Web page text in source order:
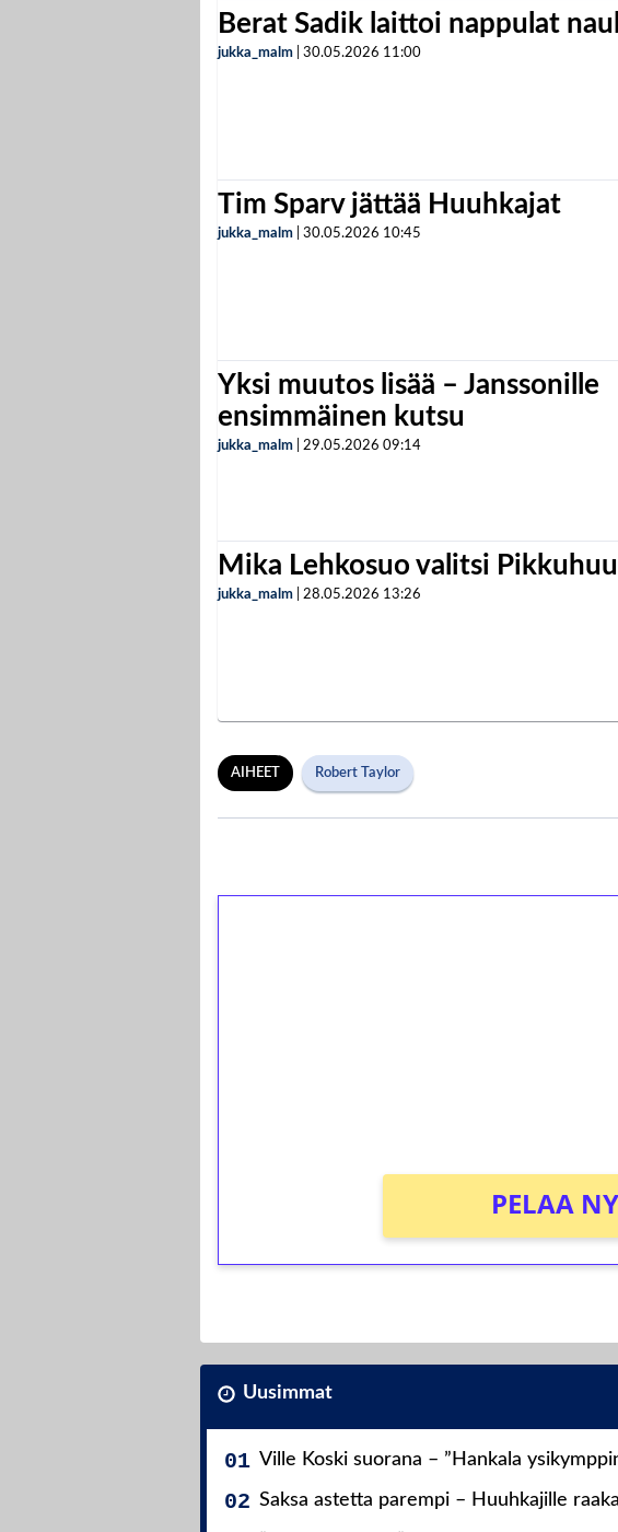
Berat Sadik laittoi nappulat
jukka_malm 30.05.2026 11:00
Tim Sparv jättää Huuhkajat
jukka_malm 30.05.2026 10:45
Yksi muutos lisää – Janssonille
ensimmäinen kutsu
jukka_malm 29.05.2026 09:14
Mika Lehkosuo valitsi
jukka_malm 28.05.2026 13:26
AIHEET Robert Taylor
PELAA
Uusimmat
Ville Koski suorana – ”Hankala
Saksa astetta parempi – Huuhkajille